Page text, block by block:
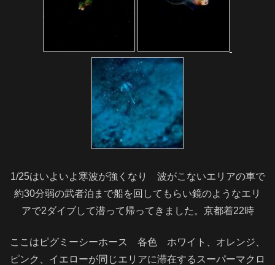
1/25はいよいよ寒波が強くなり 波がこないエリアの車で
約30分弱の武者泊まで船を回してもらい鏡のようなエリ
アで2ダイブして潜って帰ってきました。京都着22時
ここはピグミーシーホース 各色 ホワイト、オレンジ、
ピンク、イエローが同じエリアに滞在するスーパーマクロ